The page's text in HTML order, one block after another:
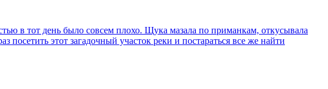
в тот день было совсем плохо. Щука мазала по приманкам, откусывала
этот загадочный участок реки и постараться все же найти